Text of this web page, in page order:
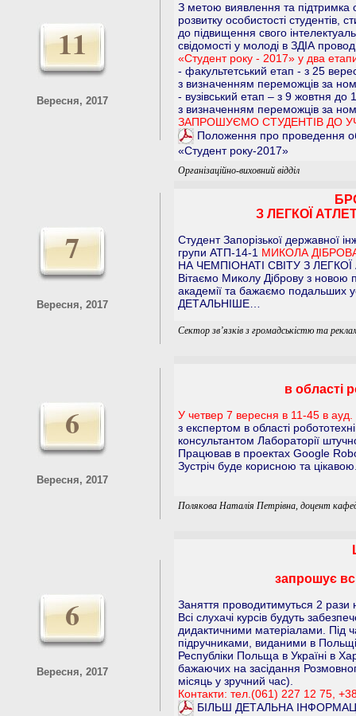
11
Вересня, 2017
З метою виявлення та підтримка
розвитку особистості студентів,
до підвищення свого
свідомості у молоді в ЗДІА
«Студент року - 2017» у два
- факультетський етап - з 25
з визначенням переможців за
- вузівський етап – з 9 жовтня до
з визначенням переможців за
ЗАПРОШУЄМО СТУДЕНТІВ ДО
Положення про проведення
«Студент року-2017»
Організаційно-виховний відділ
7
Вересня, 2017
З ЛЕГКОЇ
Cтудент Запорізької державної
групи АТП-14-1 МИКОЛА
НА ЧЕМПІОНАТІ СВІТУ З
Вітаємо Миколу Діброву з
академії та бажаємо подальших
ДЕТАЛЬНІШЕ…
Сектор зв’язків з громадськістю та
6
Вересня, 2017
в області
У четвер 7 вересня в 11-45 в ауд.
з експертом в області
консультантом Лабораторії
Працював в проектах Google
Зустріч буде корисною та
Полякова Наталія Петрівна, доцент
6
Вересня, 2017
запрошує
Заняття проводитимуться 2 рази
Всі слухачі курсів будуть
дидактичними матеріалами. Під
підручниками, виданими в
Республіки Польща в Україні в
бажаючих на засідання
місяць у зручний час).
Контакти: тел.(061) 227 12 75,
БІЛЬШ ДЕТАЛЬНА